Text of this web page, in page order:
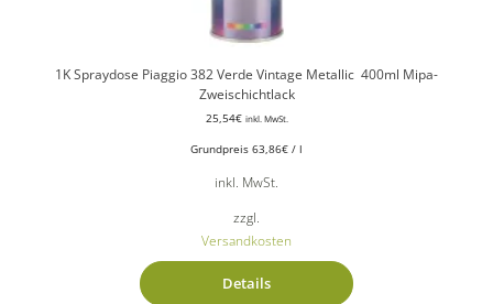
1K Spraydose Piaggio 382 Verde Vintage Metallic 400ml Mipa-
Zweischichtlack
25,54€ inkl. MwSt.
Grundpreis 63,86€ / l
inkl. MwSt.
zzgl.
Versandkosten
Details